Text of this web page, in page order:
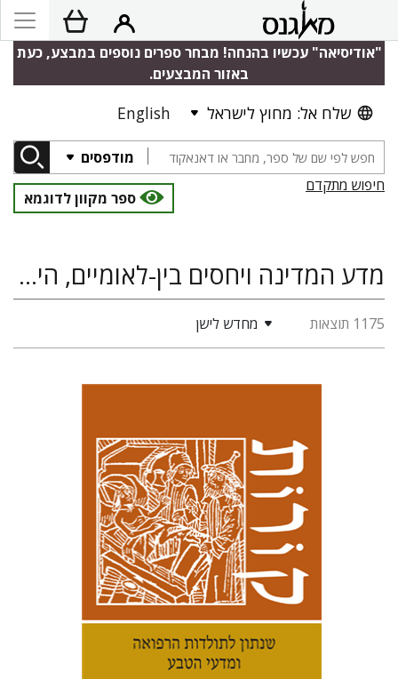
"אודיסיאה" עכשיו בהנחה! מבחר ספרים נוספים במבצע, כעת
באזור המבצעים.
שלח אל: מחוץ לישראל English
מודפסים
חיפוש מתקדם
ספר מקוון לדוגמא
מדע המדינה ויחסים בין-לאומיים, היסטוריה, קלאסיקה ולימודים קלאסיים
1175 תוצאות מחדש לישן
קנת קולינס
הנחת אתר ספר מודפס